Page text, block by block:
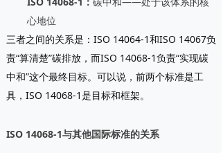
心地位
三者之间的关系是：ISO 14064-1和ISO 14067负
责“算清楚”碳排放，而ISO 14068-1负责“实现碳
中和”这个最终目标。可以说，前两个标准是工
具，ISO 14068-1是目标和框架。
ISO 14068-1与其他国际标准的关系